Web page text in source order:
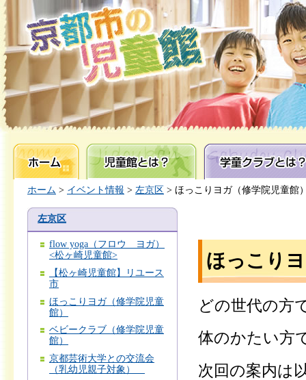
ホーム 児童館とは？ 学童クラブとは？
ホーム > イベント情報 > 左京区 > ほっこりヨガ（修学院児童館
左京区
flow yoga（フロウ ヨガ）
<松ヶ崎児童館>
【松ヶ崎児童館】リユース
市
ほっこりヨガ（修学院児童
館）
ベビークラブ（修学院児童
館）
京都芸術大学との交流会
（乳幼児親子対象）
ほっこり
どの世代の方
体のかたい方
次回の案内は